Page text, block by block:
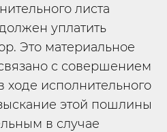
листа
уплатить
Это материальное
с совершением
исполнительного
этой пошлины
в случае